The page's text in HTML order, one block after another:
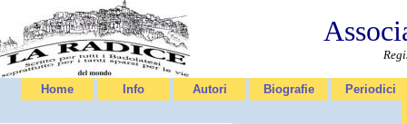
Home Info Autori Biografie Periodici